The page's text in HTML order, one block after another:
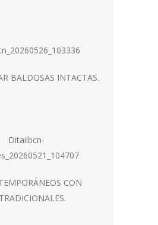
BALDOSAS INTACTAS.
CON